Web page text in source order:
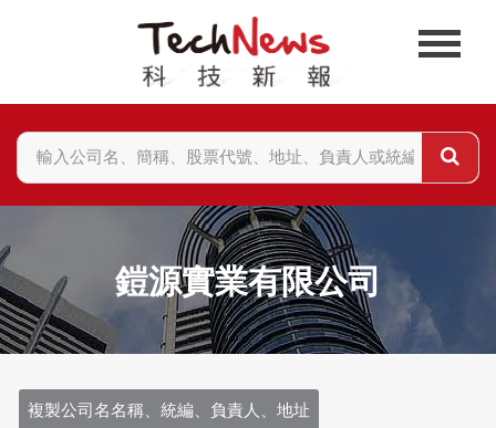
鎧源實業有限公司
複製公司名名稱、統編、負責人、地址